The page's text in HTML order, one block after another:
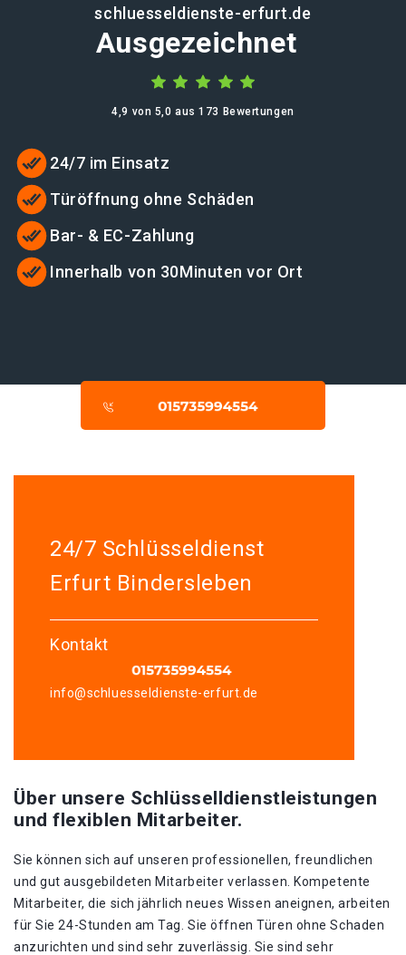
schluesseldienste-erfurt.de
Ausgezeichnet
4,9 von 5,0 aus 173 Bewertungen
24/7 im Einsatz
Türöffnung ohne Schäden
Bar- & EC-Zahlung
Innerhalb von 30Minuten vor Ort
24/7 Schlüsseldienst
Erfurt Bindersleben
Kontakt
info@schluesseldienste-erfurt.de
Über unsere Schlüsselldienstleistungen
und flexiblen Mitarbeiter.
Sie können sich auf unseren professionellen, freundlichen
und gut ausgebildeten Mitarbeiter verlassen. Kompetente
Mitarbeiter, die sich jährlich neues Wissen aneignen, arbeiten
für Sie 24-Stunden am Tag. Sie öffnen Türen ohne Schaden
anzurichten und sind sehr zuverlässig. Sie sind sehr